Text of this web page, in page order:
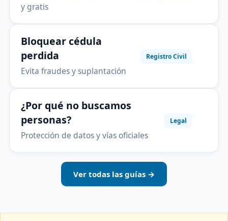
y gratis
Bloquear cédula
perdida
Evita fraudes y suplantación
Registro Civil
¿Por qué no buscamos
personas?
Protección de datos y vías oficiales
Legal
Ver todas las guías →